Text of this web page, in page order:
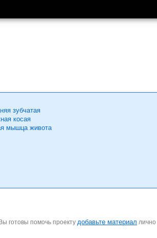
зубчатая
косая
мышца живота
готовы помочь проекту добавьте материал лично